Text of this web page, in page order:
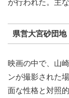
が行われた。主
県営大宮砂団地
映画の中で、山
ンが撮影された
面な性格と対照